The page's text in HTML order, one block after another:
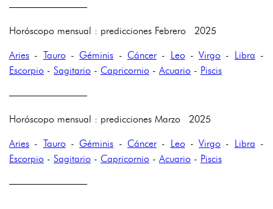
————————
Horóscopo mensual : predicciones Febrero 2025
Aries - Tauro- Géminis - Cáncer- Leo-Virgo - Libra -
Escorpio - Sagitario - Capricornio - Acuario - Piscis
————————
Horóscopo mensual : predicciones Marzo 2025
Aries - Tauro- Géminis - Cáncer- Leo-Virgo - Libra -
Escorpio - Sagitario - Capricornio - Acuario - Piscis
————————